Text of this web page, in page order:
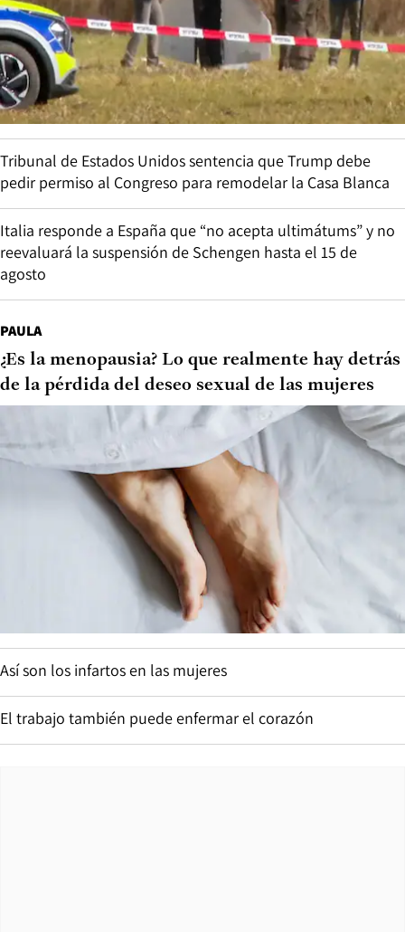
Tribunal de Estados Unidos sentencia que Trump debe
pedir permiso al Congreso para remodelar la Casa Blanca
Italia responde a España que “no acepta ultimátums” y no
reevaluará la suspensión de Schengen hasta el 15 de
agosto
PAULA
¿Es la menopausia? Lo que realmente hay detrás
de la pérdida del deseo sexual de las mujeres
Así son los infartos en las mujeres
El trabajo también puede enfermar el corazón